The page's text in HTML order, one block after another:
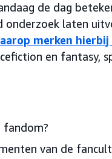
de dag
onderzoek laten
merken
en fantasy,
fandom?
van de